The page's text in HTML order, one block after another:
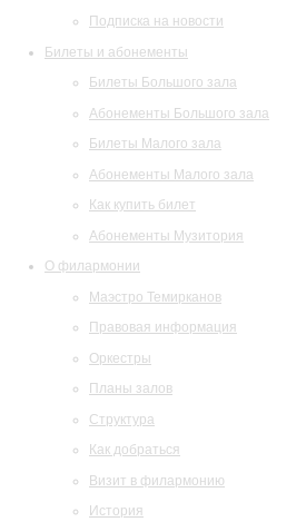
Подписка на новости
Билеты и абонементы
Билеты Большого зала
Абонементы Большого зала
Билеты Малого зала
Абонементы Малого зала
Как купить билет
Абонементы Музитория
О филармонии
Маэстро Темирканов
Правовая информация
Оркестры
Планы залов
Структура
Как добраться
Визит в филармонию
История